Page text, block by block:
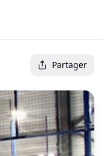
Partager